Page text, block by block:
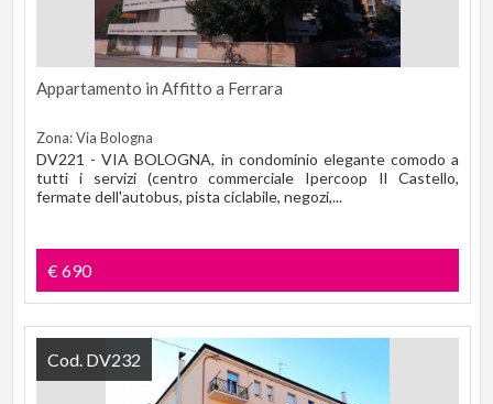
Appartamento in Affitto a Ferrara
Zona: Via Bologna
DV221 - VIA BOLOGNA, in condominio elegante comodo a
tutti i servizi (centro commerciale Ipercoop Il Castello,
fermate dell'autobus, pista ciclabile, negozi,...
€ 690
Cod. DV232